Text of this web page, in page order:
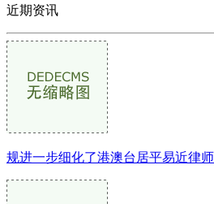
近期资讯
规进一步细化了港澳台居平易近律